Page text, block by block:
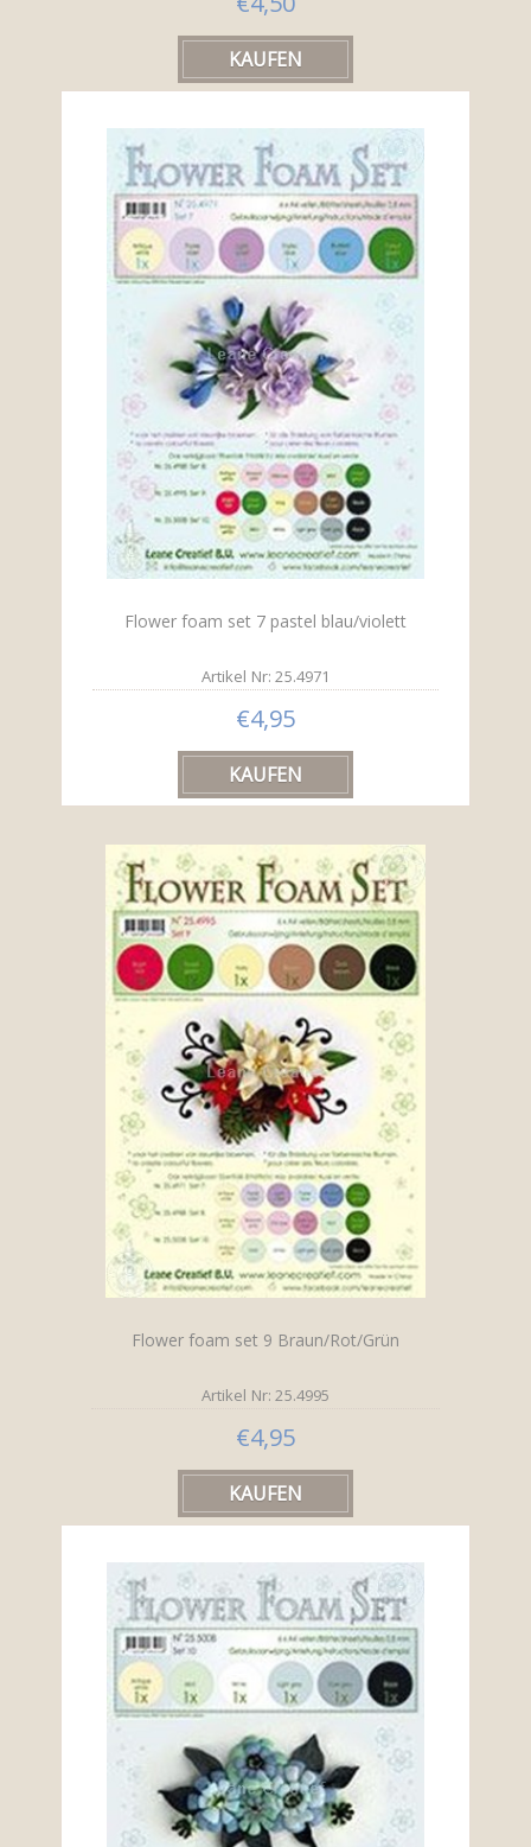
Flower foam set 7 pastel blau/violett
Artikel Nr: 25.4971
€4,95
Flower foam set 9 Braun/Rot/Grün
Artikel Nr: 25.4995
€4,95